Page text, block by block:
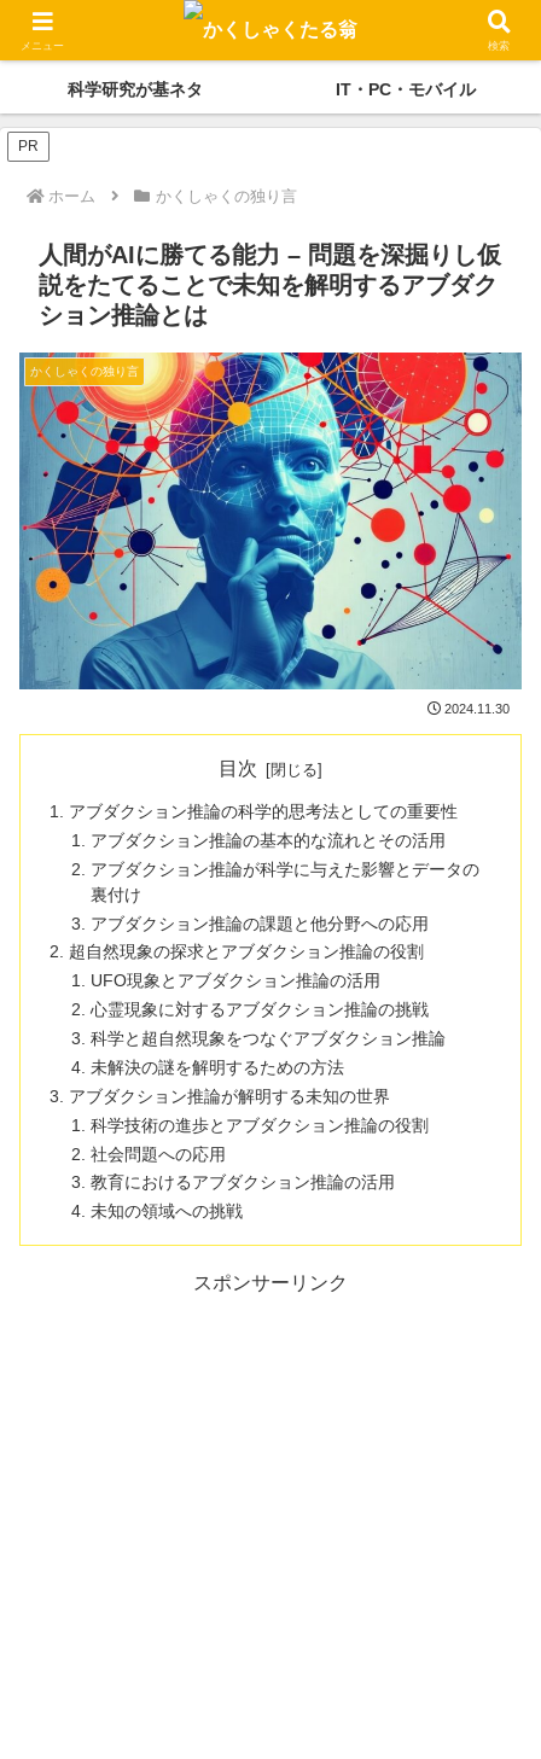
かくしゃくの独り言 メディケーション
科学研究が基ネタ IT・PC・モバイル
PR
ホーム かくしゃくの独り言
人間がAIに勝てる能力 – 問題を深掘りし仮
説をたてることで未知を解明するアブダク
ション推論とは
かくしゃくの独り言
2024.11.30
目次
アブダクション推論の科学的思考法としての重要性
アブダクション推論の基本的な流れとその活用
アブダクション推論が科学に与えた影響とデータの
裏付け
アブダクション推論の課題と他分野への応用
超自然現象の探求とアブダクション推論の役割
UFO現象とアブダクション推論の活用
心霊現象に対するアブダクション推論の挑戦
科学と超自然現象をつなぐアブダクション推論
未解決の謎を解明するための方法
アブダクション推論が解明する未知の世界
科学技術の進歩とアブダクション推論の役割
社会問題への応用
教育におけるアブダクション推論の活用
未知の領域への挑戦
スポンサーリンク
メニュー 検索